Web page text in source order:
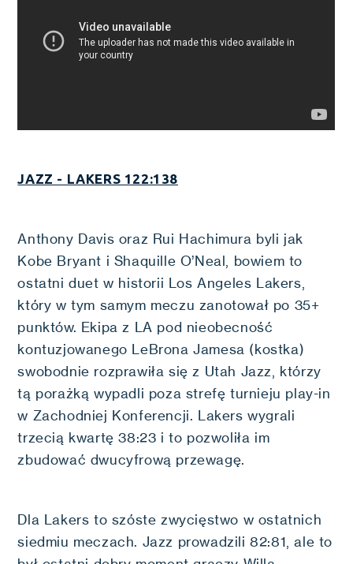
JAZZ - LAKERS 122:138
Anthony Davis oraz Rui Hachimura byli jak
Kobe Bryant i Shaquille O’Neal, bowiem to
ostatni duet w historii Los Angeles Lakers,
który w tym samym meczu zanotował po 35+
punktów. Ekipa z LA pod nieobecność
kontuzjowanego LeBrona Jamesa (kostka)
swobodnie rozprawiła się z Utah Jazz, którzy
tą porażką wypadli poza strefę turnieju play-in
w Zachodniej Konferencji. Lakers wygrali
trzecią kwartę 38:23 i to pozwoliła im
zbudować dwucyfrową przewagę.
Dla Lakers to szóste zwycięstwo w ostatnich
siedmiu meczach. Jazz prowadzili 82:81, ale to